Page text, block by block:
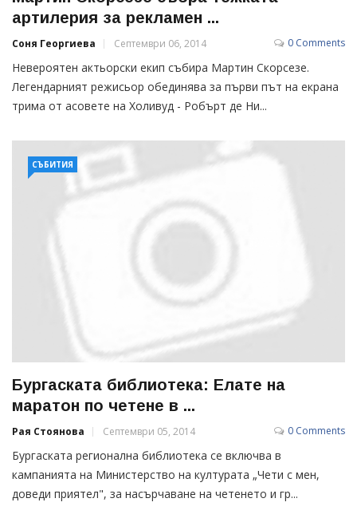
артилерия за рекламен ...
Соня Георгиева Септември 06, 2014 0 Comments
Невeроятен актьорски екип събира Мартин Скорсезе.
Легендарният режисьор обединява за първи път на екрана
трима от асовете на Холивуд - Робърт де Ни...
СЪБИТИЯ
Бургаската библиотека: Елате на
маратон по четене в ...
Рая Стоянова Септември 05, 2014 0 Comments
Бургаската регионална библиотека се включва в
кампанията на Министерство на културата „Чети с мен,
доведи приятел", за насърчаване на четенето и гр...